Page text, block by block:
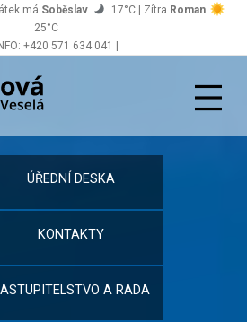
INFO: +420 571 634 041 |
má Soběslav 17°C | Zítra Roman
25°C
stránky
ÚŘEDNÍ DESKA
KONTAKTY
A RADA